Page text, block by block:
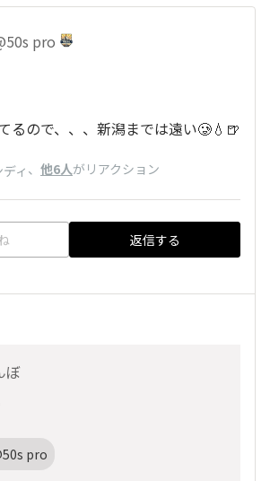
pro
るので、、、新潟までは遠い🥲💧🍺
ィ 、 他6人がリアクション
返信する
ぼ
pro